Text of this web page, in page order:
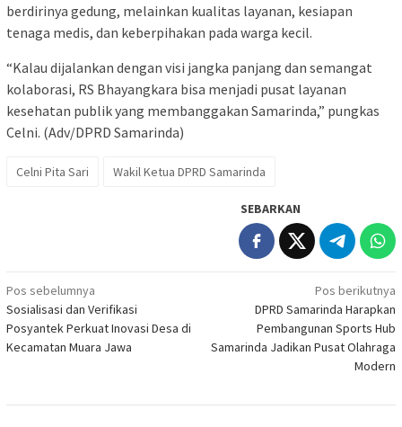
berdirinya gedung, melainkan kualitas layanan, kesiapan
tenaga medis, dan keberpihakan pada warga kecil.
“Kalau dijalankan dengan visi jangka panjang dan semangat
kolaborasi, RS Bhayangkara bisa menjadi pusat layanan
kesehatan publik yang membanggakan Samarinda,” pungkas
Celni. (Adv/DPRD Samarinda)
Celni Pita Sari Wakil Ketua DPRD Samarinda
SEBARKAN
Navigasi
pos
Pos sebelumnya
Sosialisasi dan Verifikasi
Posyantek Perkuat Inovasi Desa di
Kecamatan Muara Jawa
Pos berikutnya
DPRD Samarinda Harapkan
Pembangunan Sports Hub
Samarinda Jadikan Pusat Olahraga
Modern